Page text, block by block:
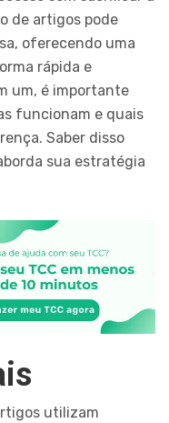
de artigos pode
oferecendo uma
rápida e
um, é importante
funcionam e quais
Saber disso
sua estratégia
utilizam